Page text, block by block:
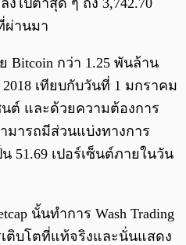
ผ่านมา
Bitcoin กว่า 1.25 พันล้าน
เทียบกับวันที่ 1 มกราคม
นต์ และด้วยความต้องการ
ารถมีส่วนแบ่งทางการ
51.69 เปอร์เซ็นต์ภายในวัน
นั้นทำการ Wash Trading
ติบโตที่แท้จริงและนั่นแสดง